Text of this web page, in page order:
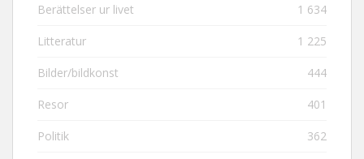
Berättelser ur livet 1 634
Litteratur 1 225
Bilder/bildkonst 444
Resor 401
Politik 362